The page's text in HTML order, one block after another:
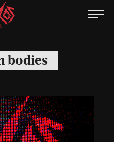
bodies